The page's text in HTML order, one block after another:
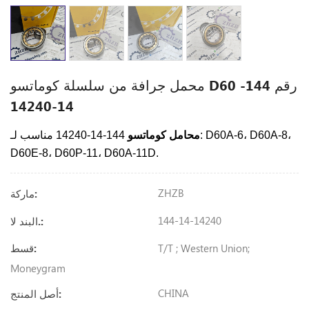
محمل جرافة من سلسلة كوماتسو D60 رقم 144-
14-14240
محامل كوماتسو
144-14-14240 مناسب لـ: D60A-6، D60A-8،
D60E-8، D60P-11، D60A-11D.
ماركة: ZHZB
البند لا.: 144-14-14240
قسط:
T/T ; Western Union;
Moneygram
أصل المنتج:
CHINA